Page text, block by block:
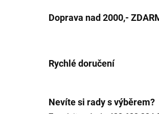
Doprava nad 2000,-
Rychlé doručení
Nevíte si rady s výběrem?